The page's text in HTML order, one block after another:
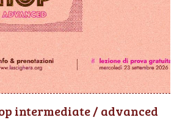
intermediate / advanced